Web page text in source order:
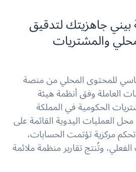
جاهزيتك لتدقيق
والمشتريات
للمحتوى المحلي من منصة
العاملة وفق أنظمة هيئة
الحكومية في المملكة
العمليات اليدوية القائمة على
مركزية تؤتمت الحسابات،
وتُنتج تقارير منظمة ملائمة